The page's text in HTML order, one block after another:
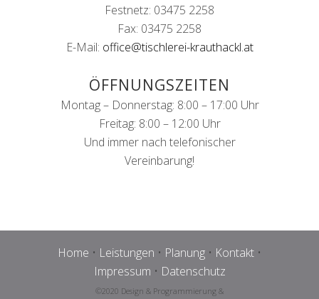
Festnetz: 03475 2258
Fax: 03475 2258
E-Mail: office@tischlerei-krauthackl.at
ÖFFNUNGSZEITEN
Montag – Donnerstag: 8:00 – 17:00 Uhr
Freitag: 8:00 – 12:00 Uhr
Und immer nach telefonischer
Vereinbarung!
Home • Leistungen • Planung • Kontakt •
Impressum • Datenschutz
©2020 Design & Programmierung &